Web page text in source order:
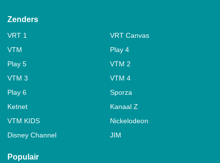
Zenders
VRT 1
VRT Canvas
VTM
Play 4
Play 5
VTM 2
VTM 3
VTM 4
Play 6
Sporza
Ketnet
Kanaal Z
VTM KIDS
Nickelodeon
Disney Channel
JIM
Populair